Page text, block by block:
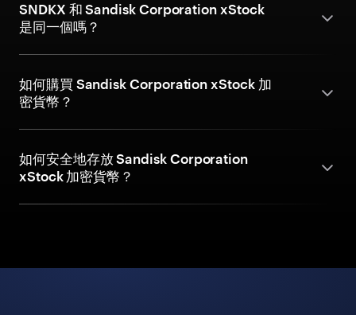
SNDKX 和 Sandisk Corporation xStock
是同一個嗎？
如何購買 Sandisk Corporation xStock 加
密貨幣？
如何安全地存放 Sandisk Corporation
xStock 加密貨幣？